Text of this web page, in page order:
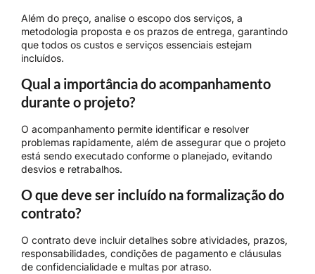
Além do preço, analise o escopo dos serviços, a
metodologia proposta e os prazos de entrega, garantindo
que todos os custos e serviços essenciais estejam
incluídos.
Qual a importância do acompanhamento
durante o projeto?
O acompanhamento permite identificar e resolver
problemas rapidamente, além de assegurar que o projeto
está sendo executado conforme o planejado, evitando
desvios e retrabalhos.
O que deve ser incluído na formalização do
contrato?
O contrato deve incluir detalhes sobre atividades, prazos,
responsabilidades, condições de pagamento e cláusulas
de confidencialidade e multas por atraso.